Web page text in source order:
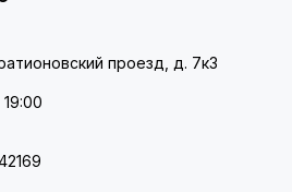
проезд, д. 7к3
19:00